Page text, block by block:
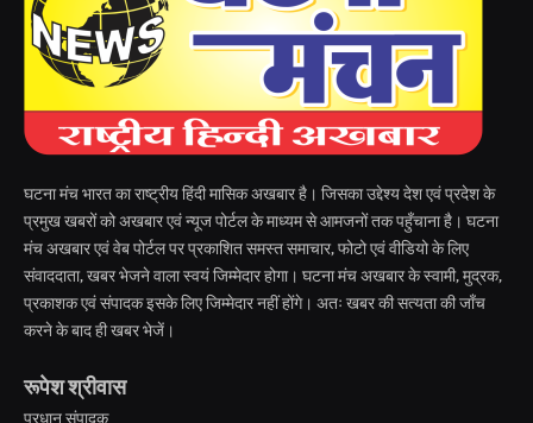
घटना मंच भारत का राष्ट्रीय हिंदी मासिक अखबार है। जिसका उद्देश्य देश एवं प्रदेश के
प्रमुख खबरों को अखबार एवं न्यूज पोर्टल के माध्यम से आमजनों तक पहुँचाना है। घटना
मंच अखबार एवं वेब पोर्टल पर प्रकाशित समस्त समाचार, फोटो एवं वीडियो के लिए
संवाददाता, खबर भेजने वाला स्वयं जिम्मेदार होगा। घटना मंच अखबार के स्वामी, मुद्रक,
प्रकाशक एवं संपादक इसके लिए जिम्मेदार नहीं होंगे। अतः खबर की सत्यता की जाँच
करने के बाद ही खबर भेजें।
रूपेश श्रीवास
प्रधान संपादक